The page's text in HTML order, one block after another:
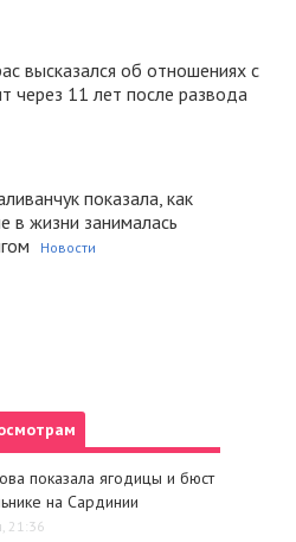
высказался об отношениях с
через 11 лет после развода
показала, как
в жизни занималась
Новости
показала ягодицы и бюст
на Сардинии
21:36